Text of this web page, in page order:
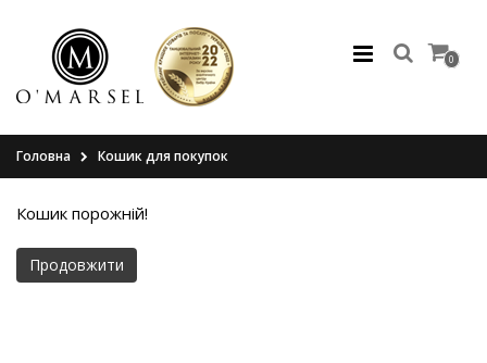
0
Головна Кошик для покупок
Кошик порожній!
Продовжити